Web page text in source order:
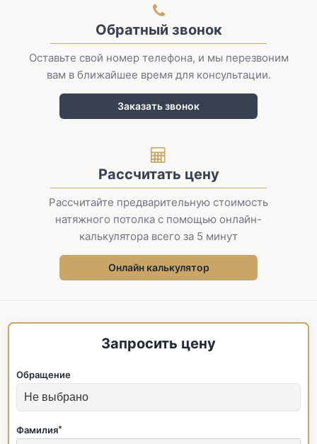
Обратный звонок
Оставьте свой номер телефона, и мы перезвоним
вам в ближайшее время для консультации.
Заказать звонок
Рассчитать цену
Рассчитайте предварительную стоимость
натяжного потолка с помощью онлайн-
калькулятора всего за 5 минут
Онлайн калькулятор
Запросить цену
Обращение
Фамилия*